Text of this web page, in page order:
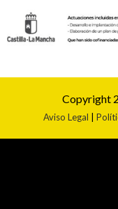
Copyright
Aviso Legal